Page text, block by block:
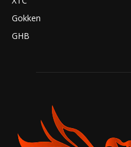
Gokken
GHB